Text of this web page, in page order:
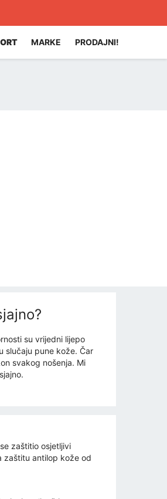
MARKE PRODAJNI!
su vrijedni lijepo
slučaju pune kože. Čar
svakog nošenja. Mi
zaštitio osjetljivi
zaštitu antilop kože od